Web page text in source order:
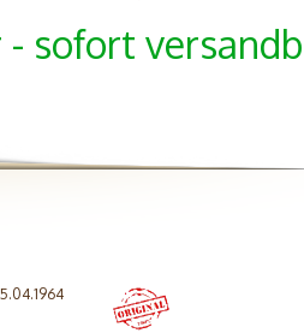
- sofort